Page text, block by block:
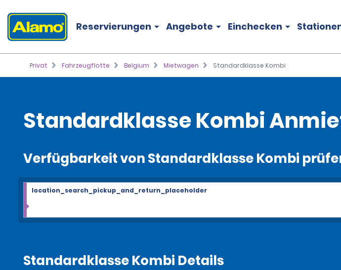
Reservierungen Angebote Einchecken
Privat Fahrzeugflotte Belgium Mietwagen Standardklasse Kombi
Standardklasse Kombi
Verfügbarkeit von Standardklasse Kombi
location_search_pickup_and_return_placeholder
Standardklasse Kombi Details